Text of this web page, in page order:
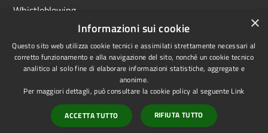
Whistleblowing
Anti-money laundering
Supplier register
Video surveillance
Declaration of
accessibility
×
Informazioni sui cookie
Questo sito web utilizza cookie tecnici e assimilati strettamente necessari al
corretto funzionamento e alla navigazione del sito, nonché un cookie tecnico
analitico al solo fine di elaborare informazioni statistiche, aggregate e
anonime.
Per maggiori dettagli, può consultare la cookie policy al seguente Link
ACCETTA TUTTO RIFIUTA TUTTO